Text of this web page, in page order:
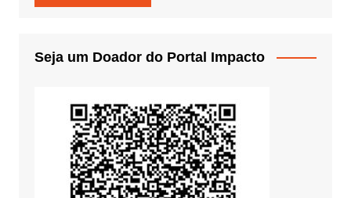
Seja um Doador do Portal Impacto